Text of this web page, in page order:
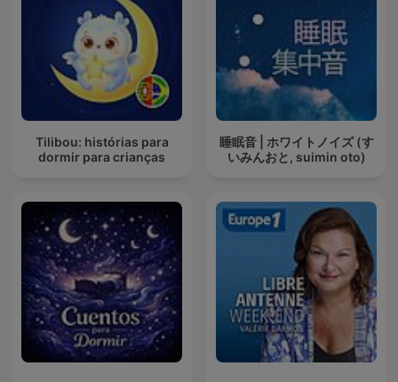
Tilibou: histórias para
dormir para crianças
睡眠音 | ホワイトノイズ (す
いみんおと, suimin oto)